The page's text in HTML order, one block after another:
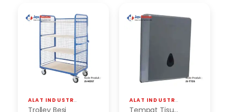
ALAT INDUSTRI, TROLI BARANG & MAKANAN
Trolley Besi
ALAT INDUSTRI,
Tempat Tisu Stainless & Besi